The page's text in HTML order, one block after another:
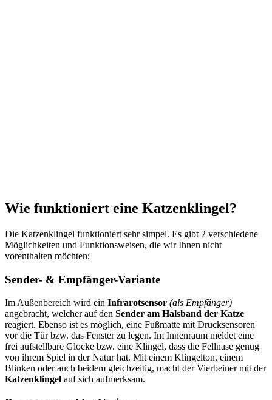
Wie funktioniert eine Katzenklingel?
Die Katzenklingel funktioniert sehr simpel. Es gibt 2 verschiedene
Möglichkeiten und Funktionsweisen, die wir Ihnen nicht
vorenthalten möchten:
Sender- & Empfänger-Variante
Im Außenbereich wird ein Infrarotsensor (als Empfänger)
angebracht, welcher auf den Sender am Halsband der Katze
reagiert. Ebenso ist es möglich, eine Fußmatte mit Drucksensoren
vor die Tür bzw. das Fenster zu legen. Im Innenraum meldet eine
frei aufstellbare Glocke bzw. eine Klingel, dass die Fellnase genug
von ihrem Spiel in der Natur hat. Mit einem Klingelton, einem
Blinken oder auch beidem gleichzeitig, macht der Vierbeiner mit der
Katzenklingel auf sich aufmerksam.